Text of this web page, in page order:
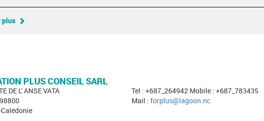
plus
PLUS CONSEIL SARL
DE L' ANSE VATA
Tel : +687_264942 Mobile : +687_783435
Mail : forplus@lagoon.nc